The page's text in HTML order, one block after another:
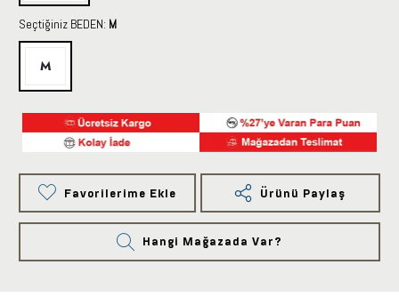
Seçtiğiniz BEDEN: M
M
Favorilerime Ekle Ürünü Paylaş
Hangi Mağazada Var?